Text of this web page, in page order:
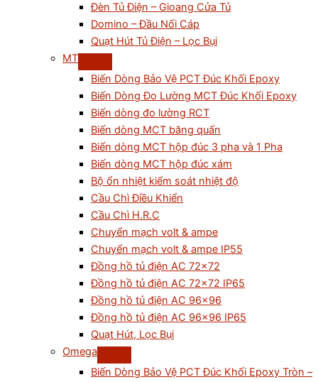
Đèn Tủ Điện – Gioang Cửa Tủ
Domino – Đầu Nối Cáp
Quạt Hút Tủ Điện – Lọc Bụi
MT
Biến Dòng Bảo Vệ PCT Đúc Khối Epoxy
Biến Dòng Đo Lường MCT Đúc Khối Epoxy
Biến dòng đo lường RCT
Biến dòng MCT băng quấn
Biến dòng MCT hộp đúc 3 pha và 1 Pha
Biến dòng MCT hộp đúc xám
Bộ ổn nhiệt kiểm soát nhiệt độ
Cầu Chì Điều Khiển
Cầu Chì H.R.C
Chuyển mạch volt & ampe
Chuyển mạch volt & ampe IP55
Đồng hồ tủ điện AC 72×72
Đồng hồ tủ điện AC 72×72 IP65
Đồng hồ tủ điện AC 96×96
Đồng hồ tủ điện AC 96×96 IP65
Quạt Hút, Lọc Bụi
Omega
Biến Dòng Bảo Vệ PCT Đúc Khối Epoxy Tròn –